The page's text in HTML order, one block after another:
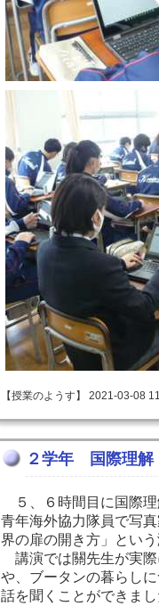
【授業のようす】 2021-03-08
２学年 国際理解
５、６時間目に国際理
青年海外協力隊員で写
界の扉の開き方」とい
講演では關先生が実
や、ブータンの暮らし
話を聞くことができま